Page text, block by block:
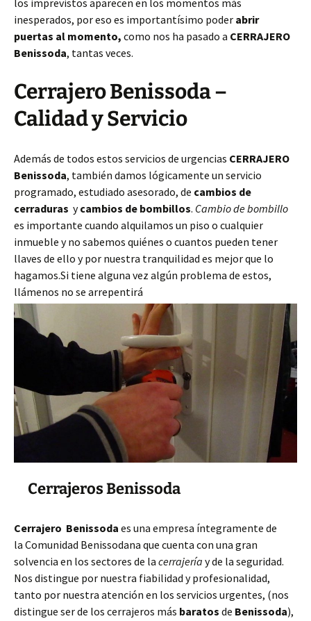
los imprevistos aparecen en los momentos más
inesperados, por eso es importantísimo poder abrir
puertas al momento, como nos ha pasado a CERRAJERO
Benissoda, tantas veces.
Cerrajero Benissoda –
Calidad y Servicio
Además de todos estos servicios de urgencias CERRAJERO
Benissoda, también damos lógicamente un servicio
programado, estudiado asesorado, de cambios de
cerraduras ycambios de bombillos. Cambio de bombillo
es importante cuando alquilamos un piso o cualquier
inmueble y no sabemos quiénes o cuantos pueden tener
llaves de ello y por nuestra tranquilidad es mejor que lo
hagamos.Si tiene alguna vez algún problema de estos,
llámenos no se arrepentirá
Cerrajeros Benissoda
Cerrajero Benissoda es una empresa íntegramente de
la Comunidad Benissodana que cuenta con una gran
solvencia en los sectores de la cerrajería y de la seguridad.
Nos distingue por nuestra fiabilidad y profesionalidad,
tanto por nuestra atención en los servicios urgentes, (nos
distingue ser de los cerrajeros más baratos de Benissoda),